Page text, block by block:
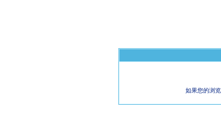
如果您的浏